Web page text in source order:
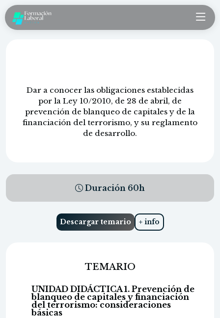
Dar a conocer las obligaciones establecidas
por la Ley 10/2010, de 28 de abril, de
prevención de blanqueo de capitales y de la
financiación del terrorismo, y su reglamento
de desarrollo.
Duración 60h
Descargar temario + info
TEMARIO
UNIDAD DIDÁCTICA 1. Prevención de
blanqueo de capitales y financiación
del terrorismo: consideraciones
básicas